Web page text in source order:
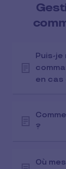
Puis-je
en cas
?
Où